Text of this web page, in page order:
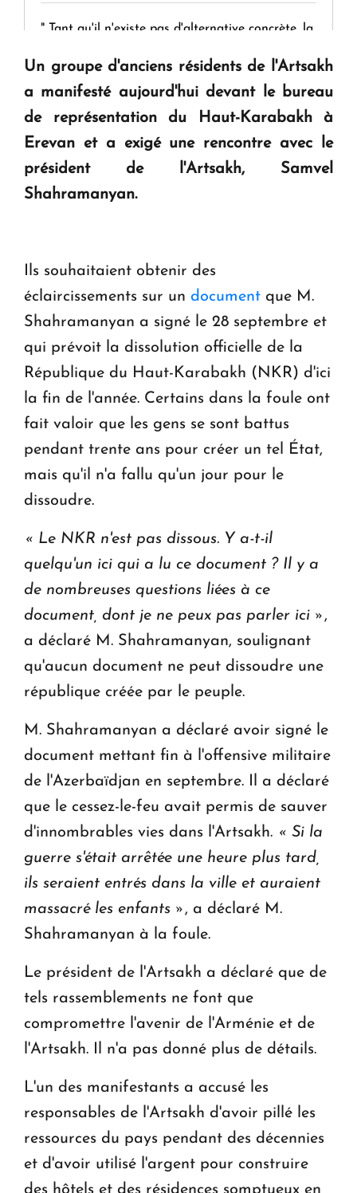
" Tant qu'il n'existe pas d'alternative concrète, la
KASA : 30 ans d'audace, de résilience et d'avenir
en Arménie
Le premier hôtel Hyatt Regency d'Arménie
ouvrira ses portes à Dilijan
Un groupe d'anciens résidents de l'Artsakh
a manifesté aujourd'hui devant le bureau
de représentation du Haut-Karabakh à
Erevan et a exigé une rencontre avec le
président de l'Artsakh, Samvel
Shahramanyan.
Ils souhaitaient obtenir des
éclaircissements sur un document que M.
Shahramanyan a signé le 28 septembre et
qui prévoit la dissolution officielle de la
République du Haut-Karabakh (NKR) d'ici
la fin de l'année. Certains dans la foule ont
fait valoir que les gens se sont battus
pendant trente ans pour créer un tel État,
mais qu'il n'a fallu qu'un jour pour le
dissoudre.
« Le NKR n'est pas dissous. Y a-t-il
quelqu'un ici qui a lu ce document ? Il y a
de nombreuses questions liées à ce
document, dont je ne peux pas parler ici » ,
a déclaré M. Shahramanyan, soulignant
qu'aucun document ne peut dissoudre une
république créée par le peuple.
M. Shahramanyan a déclaré avoir signé le
document mettant fin à l'offensive militaire
de l'Azerbaïdjan en septembre. Il a déclaré
que le cessez-le-feu avait permis de sauver
d'innombrables vies dans l'Artsakh. « Si la
guerre s'était arrêtée une heure plus tard,
ils seraient entrés dans la ville et auraient
massacré les enfants » , a déclaré M.
Shahramanyan à la foule.
Le président de l'Artsakh a déclaré que de
tels rassemblements ne font que
compromettre l'avenir de l'Arménie et de
l'Artsakh. Il n'a pas donné plus de détails.
L'un des manifestants a accusé les
responsables de l'Artsakh d'avoir pillé les
ressources du pays pendant des décennies
et d'avoir utilisé l'argent pour construire
des hôtels et des résidences somptueux en